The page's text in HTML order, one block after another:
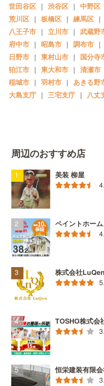
世田谷区 ｜ 渋谷区 ｜ 中野区
荒川区 ｜ 板橋区 ｜ 練馬区 ｜
八王子市 ｜ 立川市 ｜ 武蔵野
府中市 ｜ 昭島市 ｜ 調布市 ｜
日野市 ｜ 東村山市 ｜ 国分寺
狛江市 ｜ 東大和市 ｜ 清瀬市
稲城市 ｜ 羽村市 ｜ あきる野
大島支庁 ｜ 三宅支庁 ｜ 八丈
周辺のおすすめ店
美装 柳屋
ペイントホー
株式会社LuQen
TOSHO株式会
恒栄建装有限